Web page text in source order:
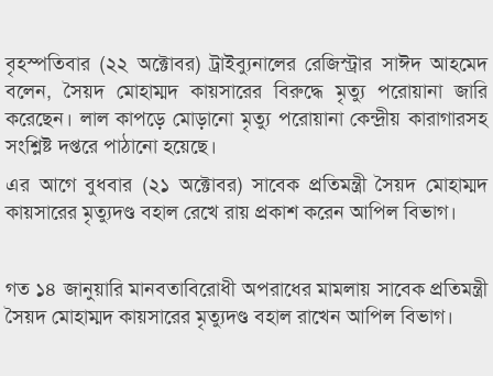
বৃহস্পতিবার (২২ অক্টোবর) ট্রাইব্যুনালের রেজিস্ট্রার সাঈদ আহমেদ
বলেন, সৈয়দ মোহাম্মদ কায়সারের বিরুদ্ধে মৃত্যু পরোয়ানা জারি
করেছেন। লাল কাপড়ে মোড়ানো মৃত্যু পরোয়ানা কেন্দ্রীয় কারাগারসহ
সংশ্লিষ্ট দপ্তরে পাঠানো হয়েছে।
এর আগে বুধবার (২১ অক্টোবর) সাবেক প্রতিমন্ত্রী সৈয়দ মোহাম্মদ
কায়সারের মৃত্যুদণ্ড বহাল রেখে রায় প্রকাশ করেন আপিল বিভাগ।
গত ১৪ জানুয়ারি মানবতাবিরোধী অপরাধের মামলায় সাবেক প্রতিমন্ত্রী
সৈয়দ মোহাম্মদ কায়সারের মৃত্যুদণ্ড বহাল রাখেন আপিল বিভাগ।